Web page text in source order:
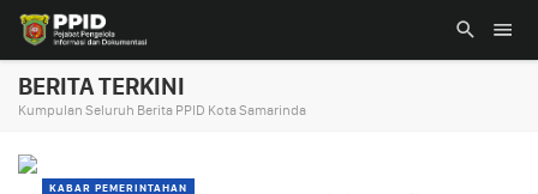
BERITA TERKINI
Kumpulan Seluruh Berita PPID Kota Samarinda
KABAR PEMERINTAHAN